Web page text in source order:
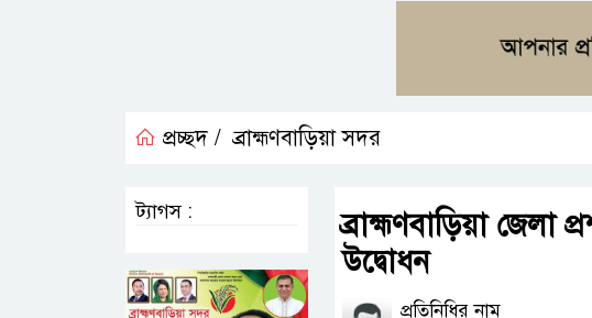
প্রচ্ছদ / ব্রাহ্মণবাড়িয়া সদর
ব্রাহ্মণবাড়িয়া জেলা
উদ্বোধন
প্রতিনিধির নাম
ট্যাগস :